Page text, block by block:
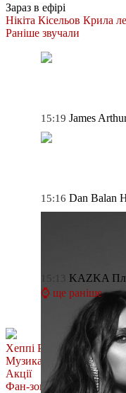
Зараз в ефірі
Нікіта Кісельов Крила
Раніше звучали
15:19 James
15:16 Dan Balan
15:13 KAZKA
⌚ ще раніше
Хеппі Ранок
Музика
Акції
Фан-зона